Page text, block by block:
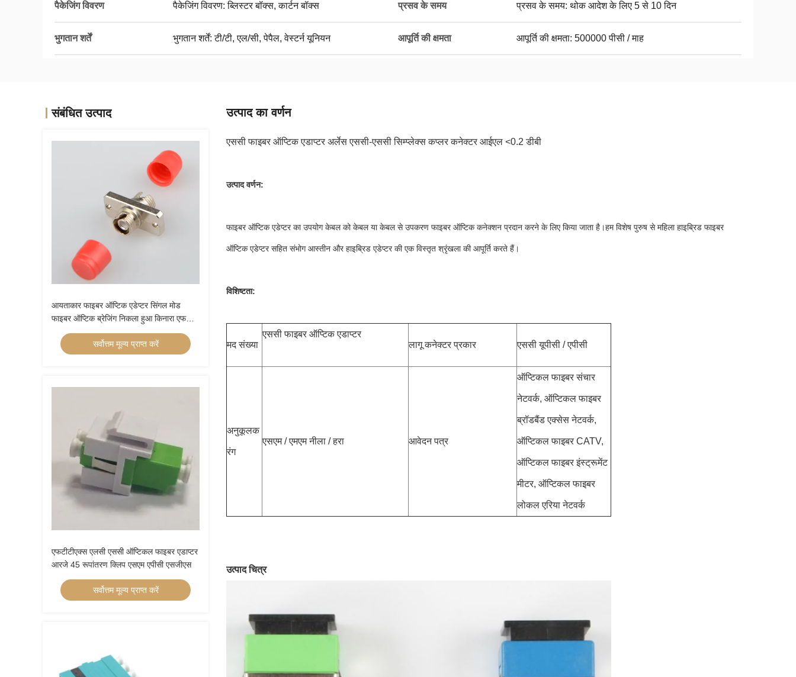
पैकेजिंग विवरण पैकेजिंग विवरण: ब्लिस्टर बॉक्स, कार्टन बॉक्स प्रसव के समय प्रसव के समय: थोक आदेश के लिए 5 से 10 दिन
भुगतान शर्तें भुगतान शर्तें: टी/टी, एल/सी, पेपैल, वेस्टर्न यूनियन आपूर्ति की क्षमता आपूर्ति की क्षमता: 500000 पीसी / माह
संबंधित उत्पाद
आयताकार फाइबर ऑप्टिक एडेप्टर सिंगल मोड
फाइबर ऑप्टिक ब्रेजिंग निकला हुआ किनारा एफसी
एफसी एडाप्टर
सर्वोत्तम मूल्य प्राप्त करें
एफटीटीएक्स एलसी एससी ऑप्टिकल फाइबर एडाप्टर
आरजे 45 रूपांतरण क्लिप एसएम एपीसी एसजीएस
सर्वोत्तम मूल्य प्राप्त करें
उत्पाद का वर्णन
एससी फाइबर ऑप्टिक एडाप्टर अर्लेस एससी-एससी सिम्प्लेक्स कप्लर कनेक्टर आईएल <0.2 डीबी
उत्पाद वर्णन:
फाइबर ऑप्टिक एडेप्टर का उपयोग केबल को केबल या केबल से उपकरण फाइबर ऑप्टिक कनेक्शन प्रदान करने के लिए किया जाता है।हम विशेष पुरुष से महिला हाइब्रिड फाइबर
ऑप्टिक एडेप्टर सहित संभोग आस्तीन और हाइब्रिड एडेप्टर की एक विस्तृत श्रृंखला की आपूर्ति करते हैं।
विशिष्टता:
मद संख्या
एससी फाइबर ऑप्टिक एडाप्टर
लागू कनेक्टर प्रकार
एससी यूपीसी / एपीसी
अनुकूलक
रंग
एसएम / एमएम नीला / हरा आवेदन पत्र
ऑप्टिकल फाइबर संचार
नेटवर्क, ऑप्टिकल फाइबर
ब्रॉडबैंड एक्सेस नेटवर्क,
ऑप्टिकल फाइबर CATV,
ऑप्टिकल फाइबर इंस्ट्रूमेंट
मीटर, ऑप्टिकल फाइबर
लोकल एरिया नेटवर्क
उत्पाद चित्र